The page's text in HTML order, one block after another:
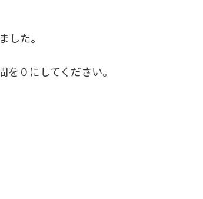
た。
０にしてください。